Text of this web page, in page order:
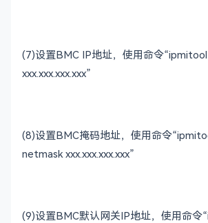
(7)设置BMC IP地址，使用命令“
xxx.xxx.xxx.xxx”
(8)设置BMC掩码地址，使用命令“
netmask xxx.xxx.xxx.xxx”
(9)设置BMC默认网关IP地址，使用命令“